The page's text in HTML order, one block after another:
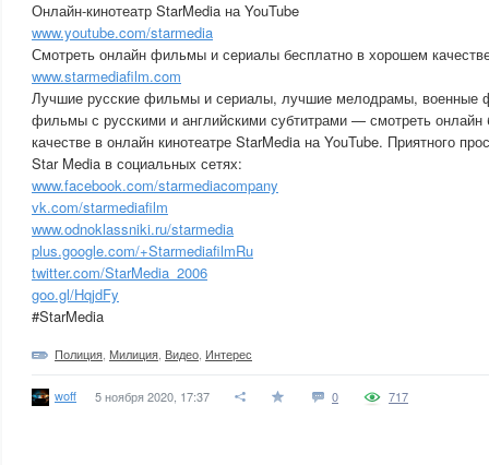
Онлайн-кинотеатр StarMedia на YouTube
www.youtube.com/starmedia
Смотреть онлайн фильмы и сериалы бесплатно в хорошем
www.starmediafilm.com
Лучшие русские фильмы и сериалы, лучшие мелодрамы, военные
фильмы с русскими и английскими субтитрами — смотреть онлайн
качестве в онлайн кинотеатре StarMedia на YouTube. Приятного
Star Media в социальных сетях:
www.facebook.com/starmediacompany
vk.com/starmediafilm
www.odnoklassniki.ru/starmedia
plus.google.com/+StarmediafilmRu
twitter.com/StarMedia_2006
goo.gl/HqjdFy
#StarMedia
Полиция Милиция Видео Интерес
woff 5 ноября 2020, 17:37 0 717